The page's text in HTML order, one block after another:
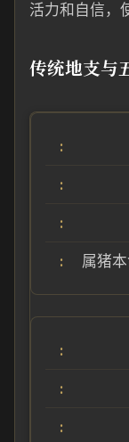
活力和自信，
传统地支与
属猪